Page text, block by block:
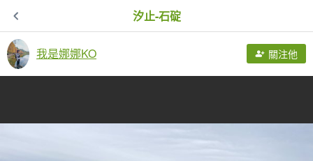
汐止-石碇
我是娜娜KO 關注他